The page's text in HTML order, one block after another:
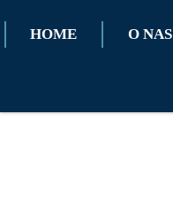
HOME O NAS